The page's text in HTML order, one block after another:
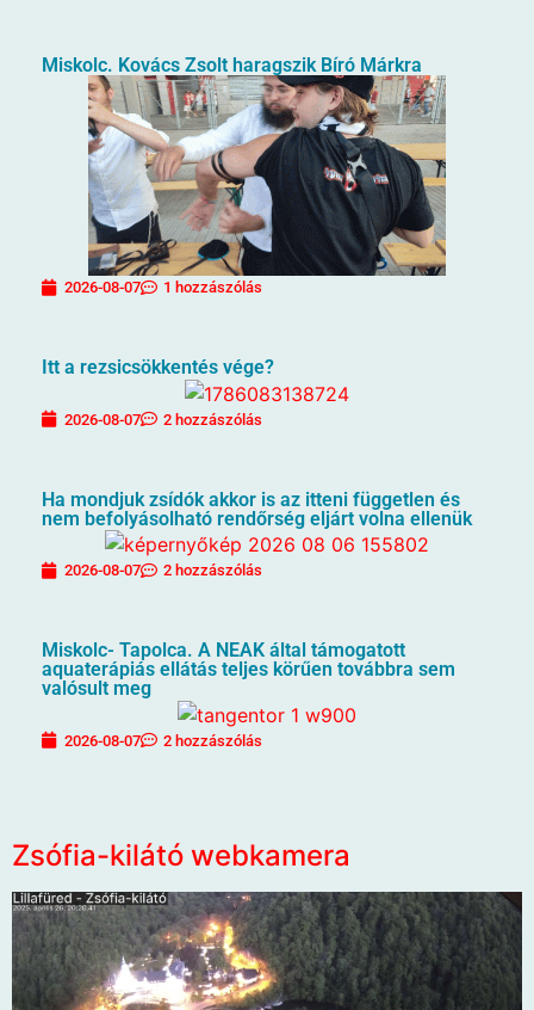
Miskolc. Kovács Zsolt haragszik Bíró Márkra
2026-08-07 1 hozzászólás
Itt a rezsicsökkentés vége?
2026-08-07 2 hozzászólás
Ha mondjuk zsídók akkor is az itteni független és
nem befolyásolható rendőrség eljárt volna ellenük
2026-08-07 2 hozzászólás
Miskolc- Tapolca. A NEAK által támogatott
aquaterápiás ellátás teljes körűen továbbra sem
valósult meg
2026-08-07 2 hozzászólás
Zsófia-kilátó webkamera